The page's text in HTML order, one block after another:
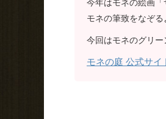
今年はモネの絵画「
モネの筆致をなぞ
今回はモネのグリー
モネの庭 公式サイ